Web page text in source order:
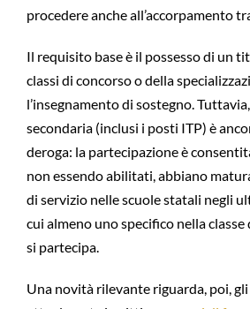
procedere anche all’accorpamento
Il requisito base è il possesso di un
classi di concorso o della
l’insegnamento di sostegno.
secondaria (inclusi i posti ITP) è
deroga: la partecipazione è
non essendo abilitati, abbiano
di servizio nelle scuole statali negli
cui almeno uno specifico nella classe
si partecipa.
Una novità rilevante riguarda, poi,